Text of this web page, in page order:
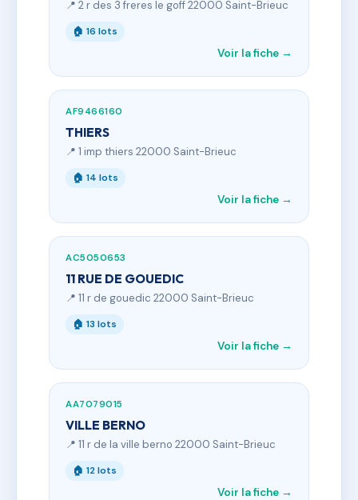
📍 2 r des 3 freres le goff 22000 Saint-Brieuc
🏠 16 lots
Voir la fiche →
AF9466160
THIERS
📍 1 imp thiers 22000 Saint-Brieuc
🏠 14 lots
Voir la fiche →
AC5050653
11 RUE DE GOUEDIC
📍 11 r de gouedic 22000 Saint-Brieuc
🏠 13 lots
Voir la fiche →
AA7079015
VILLE BERNO
📍 11 r de la ville berno 22000 Saint-Brieuc
🏠 12 lots
Voir la fiche →